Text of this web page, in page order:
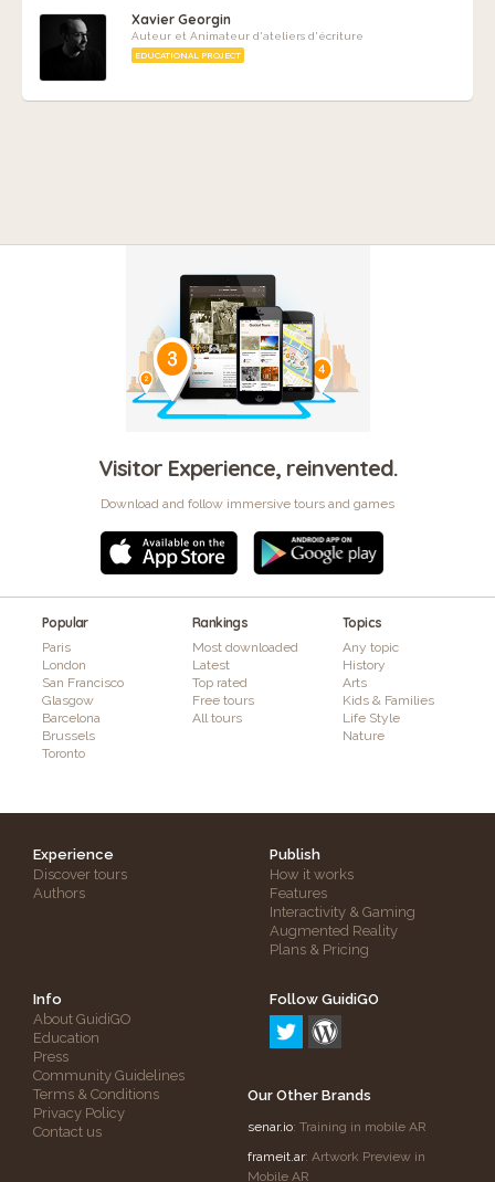
Xavier Georgin
Auteur et Animateur d'ateliers d'écriture
EDUCATIONAL PROJECT
Visitor Experience, reinvented.
Download and follow immersive tours and games
Popular
Paris
London
San Francisco
Glasgow
Barcelona
Brussels
Toronto
Rankings
Most downloaded
Latest
Top rated
Free tours
All tours
Topics
Any topic
History
Arts
Kids & Families
Life Style
Nature
Experience
Discover tours
Authors
Publish
How it works
Features
Interactivity & Gaming
Augmented Reality
Plans & Pricing
Info
About GuidiGO
Education
Press
Community Guidelines
Terms & Conditions
Privacy Policy
Contact us
Follow GuidiGO
Our Other Brands
senar.io: Training in mobile AR
frameit.ar: Artwork Preview in
Mobile AR